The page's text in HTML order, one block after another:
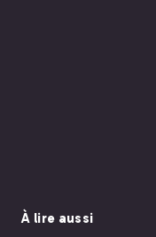
À lire aussi